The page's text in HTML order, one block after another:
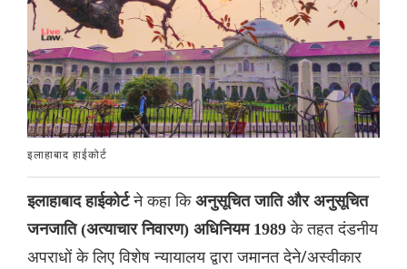
इलाहाबाद हाईकोर्ट
इलाहाबाद हाईकोर्टने कहा कि अनुसूचित जाति और अनुसूचित
जनजाति (अत्याचार निवारण) अधिनियम 1989के तहत दंडनीय
अपराधों के लिए विशेष न्यायालय द्वारा जमानत देने/अस्वीकार